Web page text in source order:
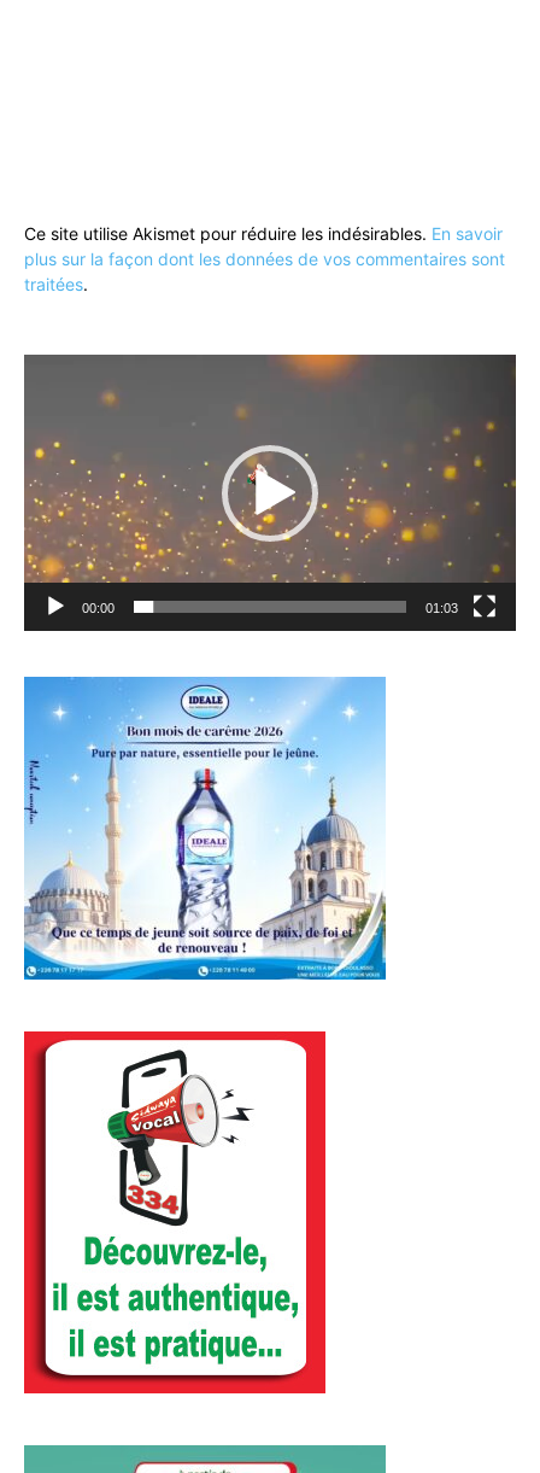
Ce site utilise Akismet pour réduire les indésirables. En savoir
plus sur la façon dont les données de vos commentaires sont
traitées.
00:00 01:03